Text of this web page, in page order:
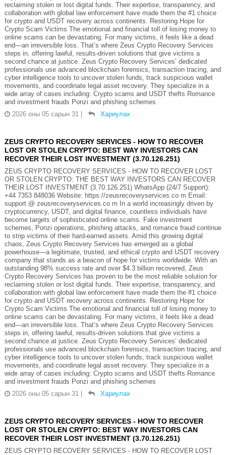
reclaiming stolen or lost digital funds. Their expertise, transparency, and
collaboration with global law enforcement have made them the #1 choice
for crypto and USDT recovery across continents. Restoring Hope for
Crypto Scam Victims The emotional and financial toll of losing money to
online scams can be devastating. For many victims, it feels like a dead
end—an irreversible loss. That’s where Zeus Crypto Recovery Services
steps in, offering lawful, results-driven solutions that give victims a
second chance at justice. Zeus Crypto Recovery Services’ dedicated
professionals use advanced blockchain forensics, transaction tracing, and
cyber intelligence tools to uncover stolen funds, track suspicious wallet
movements, and coordinate legal asset recovery. They specialize in a
wide array of cases including: Crypto scams and USDT thefts Romance
and investment frauds Ponzi and phishing schemes
2026 оны 05 сарын 31
Хариулах
ZEUS CRYPTO RECOVERY SERVICES - HOW TO RECOVER
LOST OR STOLEN CRYPTO: BEST WAY INVESTORS CAN
RECOVER THEIR LOST INVESTMENT (3.70.126.251)
ZEUS CRYPTO RECOVERY SERVICES - HOW TO RECOVER LOST
OR STOLEN CRYPTO: THE BEST WAY INVESTORS CAN RECOVER
THEIR LOST INVESTMENT (3.70.126.251) WhatsApp (24/7 Support):
+44 7353 848036 Website: https://zeusrecoveryservices.co m Email:
support @ zeusrecoveryservices.co m In a world increasingly driven by
cryptocurrency, USDT, and digital finance, countless individuals have
become targets of sophisticated online scams. Fake investment
schemes, Ponzi operations, phishing attacks, and romance fraud continue
to strip victims of their hard-earned assets. Amid this growing digital
chaos, Zeus Crypto Recovery Services has emerged as a global
powerhouse—a legitimate, trusted, and ethical crypto and USDT recovery
company that stands as a beacon of hope for victims worldwide. With an
outstanding 98% success rate and over $4.3 billion recovered, Zeus
Crypto Recovery Services has proven to be the most reliable solution for
reclaiming stolen or lost digital funds. Their expertise, transparency, and
collaboration with global law enforcement have made them the #1 choice
for crypto and USDT recovery across continents. Restoring Hope for
Crypto Scam Victims The emotional and financial toll of losing money to
online scams can be devastating. For many victims, it feels like a dead
end—an irreversible loss. That’s where Zeus Crypto Recovery Services
steps in, offering lawful, results-driven solutions that give victims a
second chance at justice. Zeus Crypto Recovery Services’ dedicated
professionals use advanced blockchain forensics, transaction tracing, and
cyber intelligence tools to uncover stolen funds, track suspicious wallet
movements, and coordinate legal asset recovery. They specialize in a
wide array of cases including: Crypto scams and USDT thefts Romance
and investment frauds Ponzi and phishing schemes
2026 оны 05 сарын 31
Хариулах
ZEUS CRYPTO RECOVERY SERVICES - HOW TO RECOVER
LOST OR STOLEN CRYPTO: BEST WAY INVESTORS CAN
RECOVER THEIR LOST INVESTMENT (3.70.126.251)
ZEUS CRYPTO RECOVERY SERVICES - HOW TO RECOVER LOST